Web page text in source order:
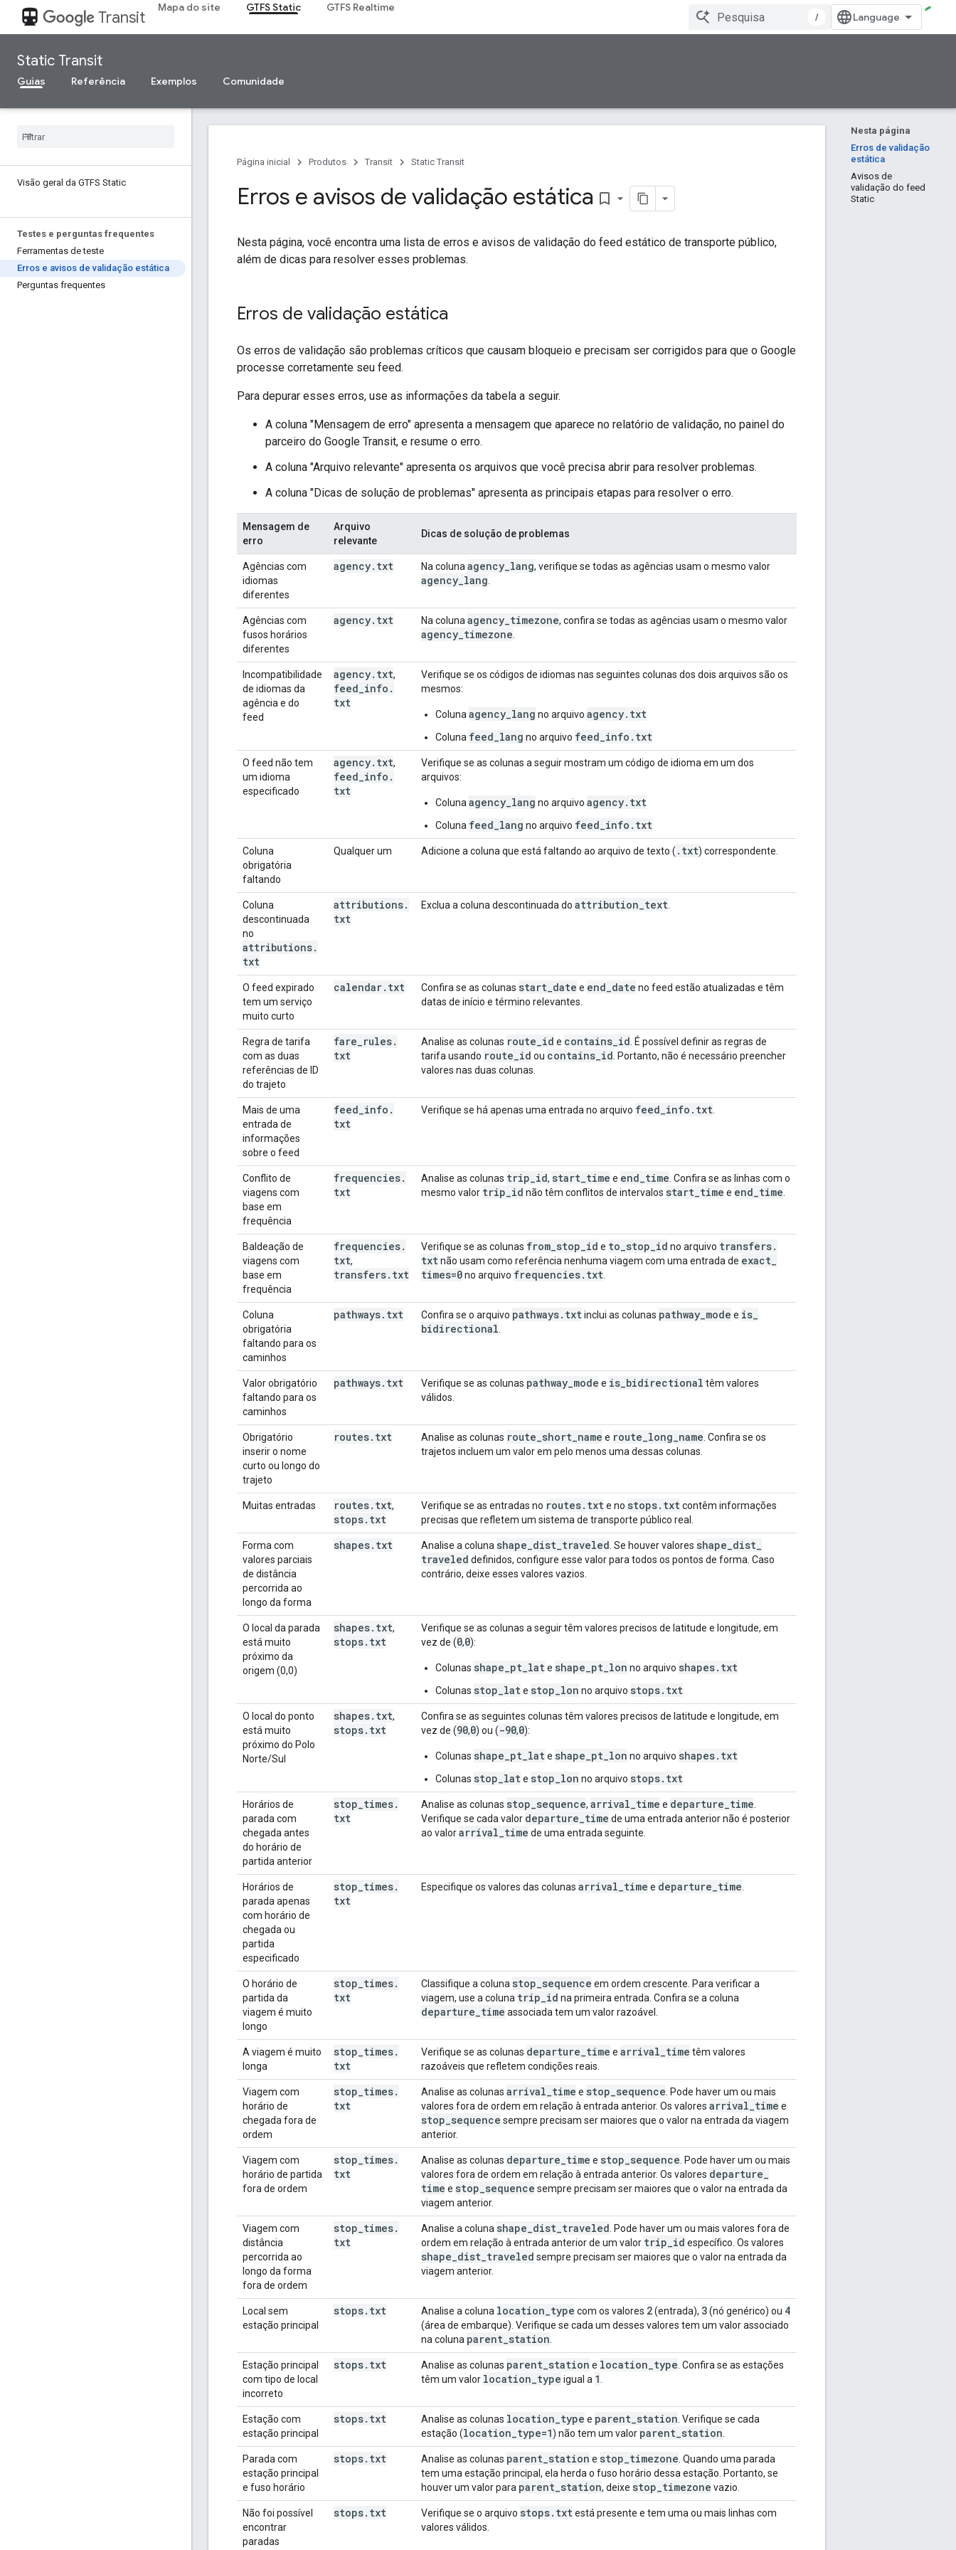
directions_transit Transit
Mapa do site GTFS Static GTFS Realtime
/
Static Transit
Guias Referência Exemplos Comunidade
Visão geral da GTFS Static
Testes e perguntas frequentes
Ferramentas de teste
Erros e avisos de validação estática
Perguntas frequentes
Nesta página
Erros de validação
estática
Avisos de
validação do feed
Static
Página inicial Produtos Transit Static Transit
Erros e avisos de validação estática bookmark_border
Nesta página, você encontra uma lista de erros e avisos de validação do feed estático de transporte público,
além de dicas para resolver esses problemas.
Erros de validação estática
Os erros de validação são problemas críticos que causam bloqueio e precisam ser corrigidos para que o Google
processe corretamente seu feed.
Para depurar esses erros, use as informações da tabela a seguir.
A coluna "Mensagem de erro" apresenta a mensagem que aparece no relatório de validação, no painel do
parceiro do Google Transit, e resume o erro.
A coluna "Arquivo relevante" apresenta os arquivos que você precisa abrir para resolver problemas.
A coluna "Dicas de solução de problemas" apresenta as principais etapas para resolver o erro.
Mensagem de
erro
Arquivo
relevante
Dicas de solução de problemas
Agências com
idiomas
diferentes
agency. txt Na coluna agency lang, verifique se todas as agências usam o mesmo valor
agency lang
Agências com
fusos horários
diferentes
agency. txt Na coluna agency timezone, confira se todas as agências usam o mesmo valor
agency timezone
Incompatibilidade
de idiomas da
agência e do
feed
agency. txt,
feed info .
txt
Verifique se os códigos de idiomas nas seguintes colunas dos dois arquivos são os
mesmos:
Coluna agency_lang no arquivo agency.txt
Coluna feed_lang no arquivo feed_info.txt
O feed não tem
um idioma
especificado
agency. txt,
feed info .
txt
Verifique se as colunas a seguir mostram um código de idioma em um dos
arquivos:
Coluna agency_lang no arquivo agency.txt
Coluna feed_lang no arquivo feed_info.txt
Coluna
obrigatória
faltando
Qualquer um Adicione a coluna que está faltando ao arquivo de texto ( . txt) correspondente.
Coluna
descontinuada
no
attributions.
txt
attributions.
txt
Exclua a coluna descontinuada do attribution text
O feed expirado
tem um serviço
muito curto
calendar. txt Confira se as colunas start date e end date no feed estão atualizadas e têm
datas de início e término relevantes.
Regra de tarifa
com as duas
referências de ID
do trajeto
fare rules.
txt
Analise as colunas route id e contains id . É possível definir as regras de
tarifa usando route id ou contains id . Portanto, não é necessário preencher
valores nas duas colunas.
Mais de uma
entrada de
informações
sobre o feed
feed info .
txt
Verifique se há apenas uma entrada no arquivo feed info . txt
Conflito de
viagens com
base em
frequência
frequencies.
txt
Analise as colunas trip id, start time e end time . Confira se as linhas com o
mesmo valor trip id não têm conflitos de intervalos start time e end time
Baldeação de
viagens com
base em
frequência
frequencies.
txt,
transfers. txt
Verifique se as colunas from stop id e to stop id no arquivo transfers.
txtnão usam como referência nenhuma viagem com uma entrada de exact
times=0no arquivo frequencies. txt
Coluna
obrigatória
faltando para os
caminhos
pathways. txt Confira se o arquivo pathways. txtinclui as colunas pathway mode e is
bidirectional
Valor obrigatório
faltando para os
caminhos
pathways. txt Verifique se as colunas pathway mode e is bidirectional têm valores
válidos.
Obrigatório
inserir o nome
curto ou longo do
trajeto
routes. txt Analise as colunas route short name e route long name . Confira se os
trajetos incluem um valor em pelo menos uma dessas colunas.
Muitas entradas routes. txt,
stops. txt
Verifique se as entradas no routes. txte no stops. txtcontêm informações
precisas que refletem um sistema de transporte público real.
Forma com
valores parciais
de distância
percorrida ao
longo da forma
shapes. txt Analise a coluna shape dist traveled . Se houver valores shape dist
traveled definidos, configure esse valor para todos os pontos de forma. Caso
contrário, deixe esses valores vazios.
O local da parada
está muito
próximo da
origem (0,0)
shapes. txt,
stops. txt
Verifique se as colunas a seguir têm valores precisos de latitude e longitude, em
vez de (0,0):
Colunas shape_pt_late shape_pt_lon no arquivo shapes.txt
Colunas stop_late stop_lon no arquivo stops.txt
O local do ponto
está muito
próximo do Polo
Norte/Sul
shapes. txt,
stops. txt
Confira se as seguintes colunas têm valores precisos de latitude e longitude, em
vez de (90,0) ou (-90,0):
Colunas shape_pt_late shape_pt_lon no arquivo shapes.txt
Colunas stop_late stop_lon no arquivo stops.txt
Horários de
parada com
chegada antes
do horário de
partida anterior
stop times.
txt
Analise as colunas stop sequence, arrival time e departure time
Verifique se cada valor departure time de uma entrada anterior não é posterior
ao valorarrival time de uma entrada seguinte.
Horários de
parada apenas
com horário de
chegada ou
partida
especificado
stop times.
txt
Especifique os valores das colunas arrival time e departure time
O horário de
partida da
viagem é muito
longo
stop times.
txt
Classifique a coluna stop sequence em ordem crescente. Para verificar a
viagem, use a coluna trip id na primeira entrada. Confira se a coluna
departure time associada tem um valor razoável.
A viagem é muito
longa
stop times.
txt
Verifique se as colunas departure time e arrival time têm valores
razoáveis que refletem condições reais.
Viagem com
horário de
chegada fora de
ordem
stop times.
txt
Analise as colunas arrival time e stop sequence . Pode haver um ou mais
valores fora de ordem em relação à entrada anterior. Os valores arrival time e
stop sequence sempre precisam ser maiores que o valor na entrada da viagem
anterior.
Viagem com
horário de partida
fora de ordem
stop times.
txt
Analise as colunas departure time e stop sequence . Pode haver um ou mais
valores fora de ordem em relação à entrada anterior. Os valores departure
time e stop sequence sempre precisam ser maiores que o valor na entrada da
viagem anterior.
Viagem com
distância
percorrida ao
longo da forma
fora de ordem
stop times.
txt
Analise a coluna shape dist traveled . Pode haver um ou mais valores fora de
ordem em relação à entrada anterior de um valor trip id específico. Os valores
shape dist traveled sempre precisam ser maiores que o valor na entrada da
viagem anterior.
Local sem
estação principal
stops. txt Analise a coluna location type com os valores 2(entrada), 3(nó genérico) ou 4
(área de embarque). Verifique se cada um desses valores tem um valor associado
na coluna parent station
Estação principal
com tipo de local
incorreto
stops. txt Analise as colunas parent station e location type . Confira se as estações
têm um valor location type igual a 1
Estação com
estação principal
stops. txt Analise as colunas location type e parent station . Verifique se cada
estação (location type=1) não tem um valor parent station
Parada com
estação principal
e fuso horário
stops. txt Analise as colunas parent station e stop timezone . Quando uma parada
tem uma estação principal, ela herda o fuso horário dessa estação. Portanto, se
houver um valor para parent station, deixe stop timezone vazio.
Não foi possível
encontrar
paradas
stops. txt Verifique se o arquivo stops. txtestá presente e tem uma ou mais linhas com
valores válidos.